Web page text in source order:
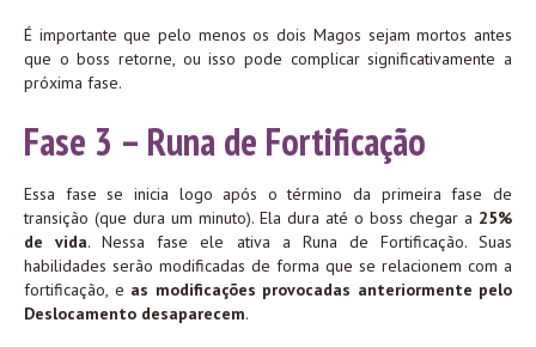
É importante que pelo menos os dois Magos sejam mortos antes
que o boss retorne, ou isso pode complicar significativamente a
próxima fase.
Fase 3 – Runa de Fortificação
Essa fase se inicia logo após o término da primeira fase de
transição (que dura um minuto). Ela dura até o boss chegar a 25%
de vida. Nessa fase ele ativa a Runa de Fortificação. Suas
habilidades serão modificadas de forma que se relacionem com a
fortificação, e as modificações provocadas anteriormente pelo
Deslocamento desaparecem.